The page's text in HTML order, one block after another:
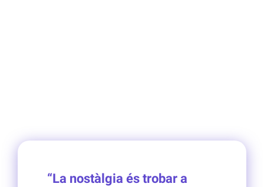
“La nostàlgia és trobar a